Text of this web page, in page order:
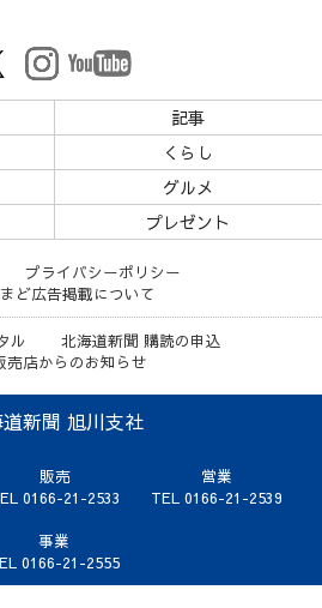
記事
くらし
グルメ
プレゼント
プライバシーポリシー
ど広告掲載について
ル
北海道新聞 購読の申込
売店からのお知らせ
新聞 旭川支社
販売
0166-21-2533
営業
TEL 0166-21-2539
事業
0166-21-2555